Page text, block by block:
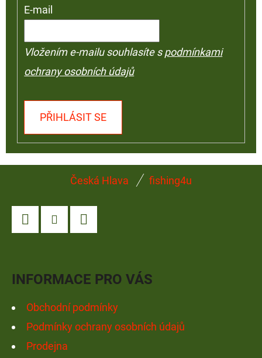
E-mail
Vložením e-mailu souhlasíte spodmínkami
ochrany osobních údajů
PŘIHLÁSIT SE
Česká Hlava fishing4u
INFORMACE PRO VÁS
Obchodní podmínky
Podmínky ochrany osobních údajů
Prodejna